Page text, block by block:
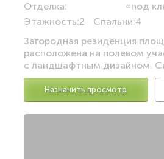
Отделка:
«под
Этажность:2 Спальни:4
Загородная резиденция
расположена на полевом
с ландшафтным дизайном.
Назначить просмотр